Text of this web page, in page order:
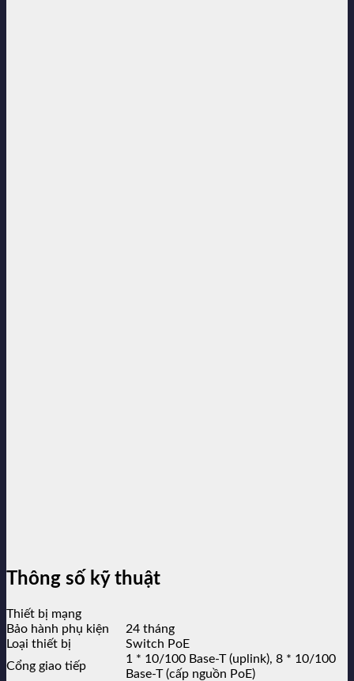
Thông số kỹ thuật
Thiết bị mạng
Bảo hành phụ kiện
24 tháng
Loại thiết bị
Switch PoE
Cổng giao tiếp
1 * 10/100 Base-T (uplink), 8 * 10/100
Base-T (cấp nguồn PoE)